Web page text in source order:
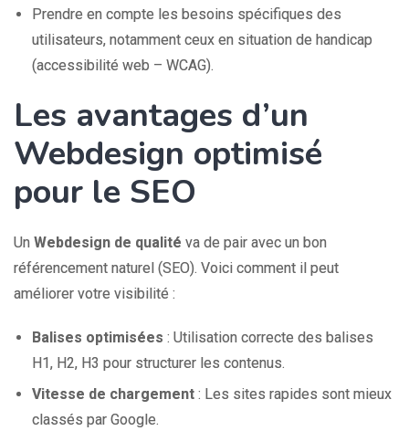
Prendre en compte les besoins spécifiques des
utilisateurs, notamment ceux en situation de handicap
(accessibilité web – WCAG).
Les avantages d’un
Webdesign optimisé
pour le SEO
Un Webdesign de qualité va de pair avec un bon
référencement naturel (SEO). Voici comment il peut
améliorer votre visibilité :
Balises optimisées : Utilisation correcte des balises
H1, H2, H3 pour structurer les contenus.
Vitesse de chargement : Les sites rapides sont mieux
classés par Google.